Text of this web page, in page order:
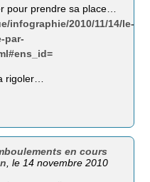
pour prendre sa place…
infographie/2010/11/14/le-
par-
rigoler…
en cours
, le 14 novembre 2010